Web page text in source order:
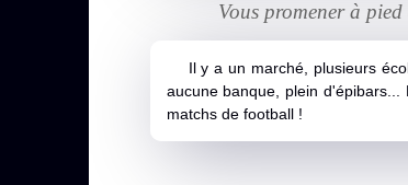
Vous promener à
Il y a un marché, plusieurs
aucune banque, plein
matchs de football !